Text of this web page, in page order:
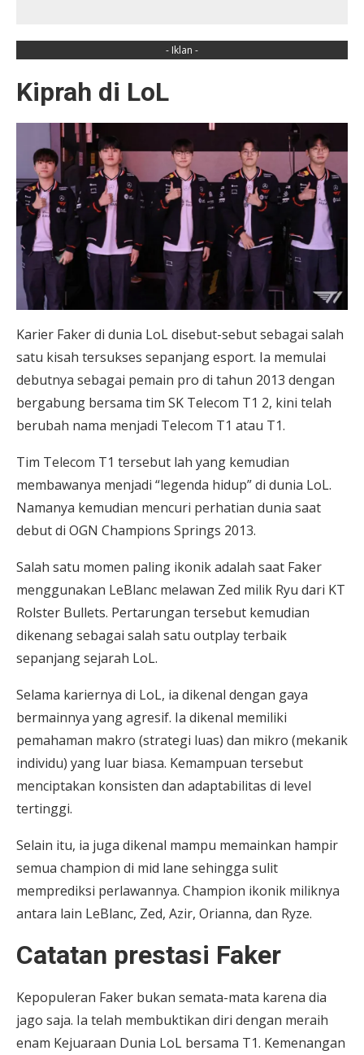
- Iklan -
Kiprah di LoL
Karier Faker di dunia LoL disebut-sebut sebagai salah
satu kisah tersukses sepanjang esport. Ia memulai
debutnya sebagai pemain pro di tahun 2013 dengan
bergabung bersama tim SK Telecom T1 2, kini telah
berubah nama menjadi Telecom T1 atau T1.
Tim Telecom T1 tersebut lah yang kemudian
membawanya menjadi “legenda hidup” di dunia LoL.
Namanya kemudian mencuri perhatian dunia saat
debut di OGN Champions Springs 2013.
Salah satu momen paling ikonik adalah saat Faker
menggunakan LeBlanc melawan Zed milik Ryu dari KT
Rolster Bullets. Pertarungan tersebut kemudian
dikenang sebagai salah satu outplay terbaik
sepanjang sejarah LoL.
Selama kariernya di LoL, ia dikenal dengan gaya
bermainnya yang agresif. Ia dikenal memiliki
pemahaman makro (strategi luas) dan mikro (mekanik
individu) yang luar biasa. Kemampuan tersebut
menciptakan konsisten dan adaptabilitas di level
tertinggi.
Selain itu, ia juga dikenal mampu memainkan hampir
semua champion di mid lane sehingga sulit
memprediksi perlawannya. Champion ikonik miliknya
antara lain LeBlanc, Zed, Azir, Orianna, dan Ryze.
Catatan prestasi Faker
Kepopuleran Faker bukan semata-mata karena dia
jago saja. Ia telah membuktikan diri dengan meraih
enam Kejuaraan Dunia LoL bersama T1. Kemenangan